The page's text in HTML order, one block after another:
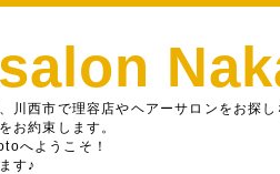
川西市で理容店やヘアーサロンをお探し
お約束します。
へようこそ！
す♪